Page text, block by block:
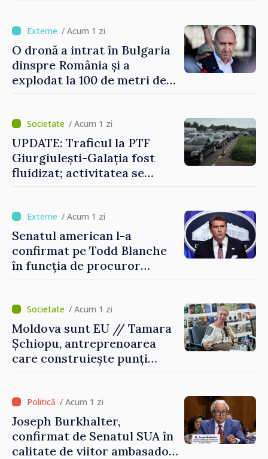
vehicul aerian”
/ Acum 1 zi
O dronă a intrat în Bulgaria
dinspre România și a
explodat la 100 de metri de
/ Acum 1 zi
UPDATE: Traficul la PTF
Giurgiulești-Galația fost
fluidizat; activitatea se
/ Acum 1 zi
Senatul american l-a
confirmat pe Todd Blanche
în funcția de procuror
/ Acum 1 zi
Moldova sunt EU // Tamara
Șchiopu, antreprenoarea
care construiește punți
/ Acum 1 zi
Joseph Burkhalter,
confirmat de Senatul SUA în
calitate de viitor ambasador